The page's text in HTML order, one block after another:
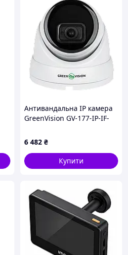
МП/4K, зображення Ultra HD
руху
налаштувань виявлення
Антивандальна IP камера
GreenVision GV-177-IP-IF-
6 482 ₴
Купити